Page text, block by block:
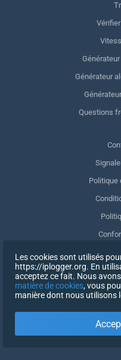
Générateur
Questions
Politique
Retrait
SE
Les cookies sont utilisés
https://iplogger.org. En
acceptez ce fait. Nous
matière de cookies, vous
manière dont nous utilisons